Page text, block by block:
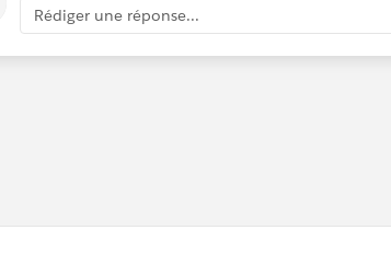
Rédiger une réponse...